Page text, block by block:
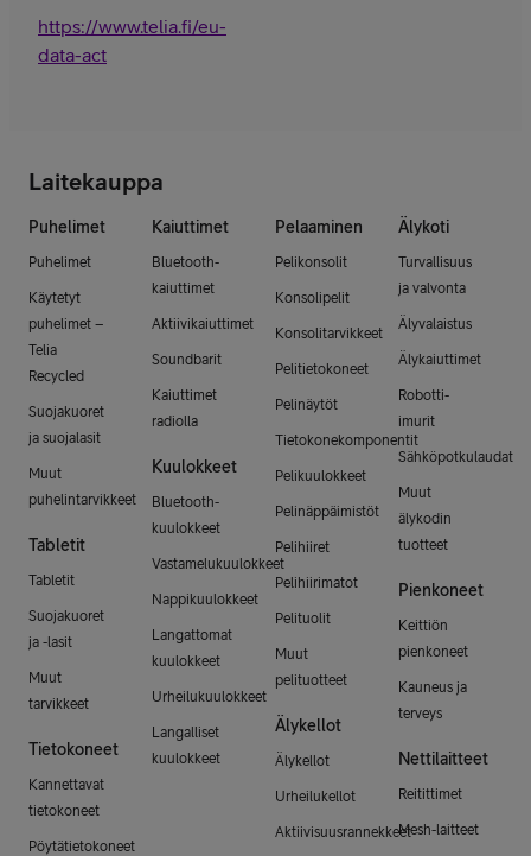
https://www.telia.fi/eu-
data-act
Laitekauppa
Puhelimet
Puhelimet
Käytetyt
puhelimet –
Telia
Recycled
Suojakuoret
ja suojalasit
Muut
puhelintarvikkeet
Tabletit
Tabletit
Suojakuoret
ja -lasit
Muut
tarvikkeet
Tietokoneet
Kannettavat
tietokoneet
Pöytätietokoneet
Kaiuttimet
Bluetooth-
kaiuttimet
Aktiivikaiuttimet
Soundbarit
Kaiuttimet
radiolla
Kuulokkeet
Bluetooth-
kuulokkeet
Vastamelukuulokkeet
Nappikuulokkeet
Langattomat
kuulokkeet
Urheilukuulokkeet
Langalliset
kuulokkeet
Pelaaminen
Pelikonsolit
Konsolipelit
Konsolitarvikkeet
Pelitietokoneet
Pelinäytöt
Tietokonekomponentit
Pelikuulokkeet
Pelinäppäimistöt
Pelihiiret
Pelihiirimatot
Pelituolit
Muut
pelituotteet
Älykellot
Älykellot
Urheilukellot
Aktiivisuusrannekkeet
Älykoti
Turvallisuus
ja valvonta
Älyvalaistus
Älykaiuttimet
Robotti-
imurit
Sähköpotkulaudat
Muut
älykodin
tuotteet
Pienkoneet
Keittiön
pienkoneet
Kauneus ja
terveys
Nettilaitteet
Reitittimet
Mesh-laitteet